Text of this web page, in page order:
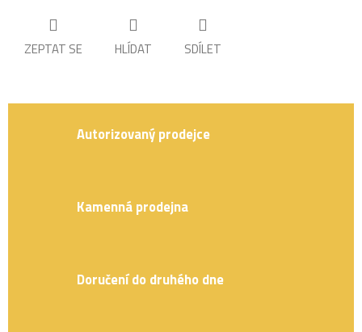
ZEPTAT SE HLÍDAT SDÍLET
Autorizovaný prodejce
Kamenná prodejna
Doručení do druhého dne